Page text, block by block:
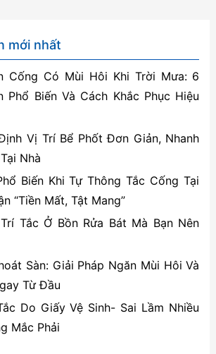
mới nhất
Cống Có Mùi Hôi Khi Trời Mưa: 6
Phổ Biến Và Cách Khắc Phục Hiệu
Vị Trí Bể Phốt Đơn Giản, Nhanh
Nhà
Biến Khi Tự Thông Tắc Cống Tại
“Tiền Mất, Tật Mang”
Tắc Ở Bồn Rửa Bát Mà Bạn Nên
Sàn: Giải Pháp Ngăn Mùi Hôi Và
Từ Đầu
Do Giấy Vệ Sinh- Sai Lầm Nhiều
Mắc Phải